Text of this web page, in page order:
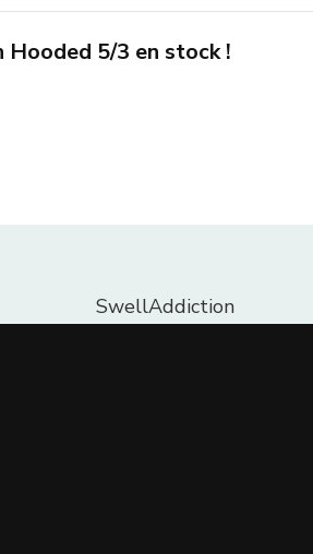
5/3 en stock !
SwellAddiction